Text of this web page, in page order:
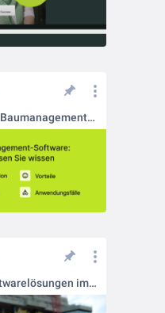
32 Anwendungsfälle für Baumanagement-Software
Bau-Digitalisierung: Softwarelösungen im Überblick